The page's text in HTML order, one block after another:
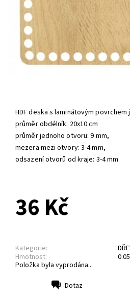
HDF deska s laminátovým
průměr obdélník: 20x10 cm
průměr jednoho otvoru: 9 mm,
mezera mezi otvory: 3-4 mm,
odsazení otvorů od kraje: 3-4 mm
36 Kč
Kategorie:
Hmotnost:
Položka byla vyprodána...
Dotaz